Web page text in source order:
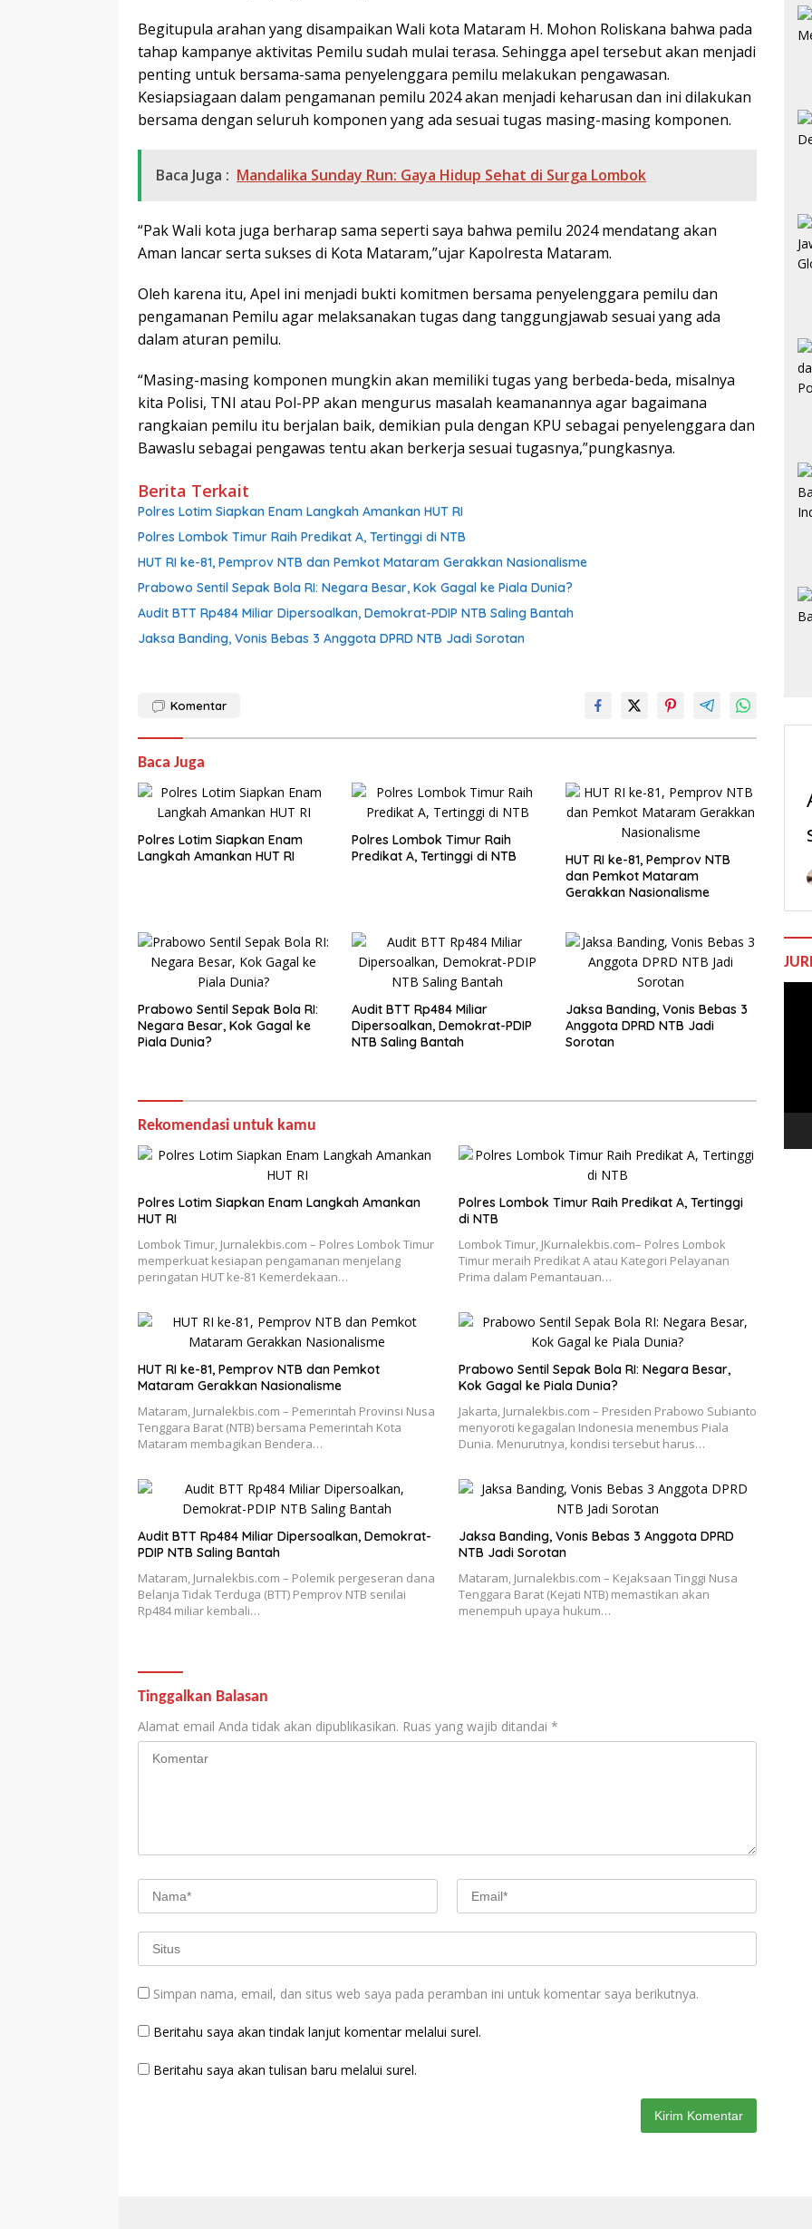
Begitupula arahan yang disampaikan Wali kota Mataram H. Mohon Roliskana bahwa pada
tahap kampanye aktivitas Pemilu sudah mulai terasa. Sehingga apel tersebut akan menjadi
penting untuk bersama-sama penyelenggara pemilu melakukan pengawasan.
Kesiapsiagaan dalam pengamanan pemilu 2024 akan menjadi keharusan dan ini dilakukan
bersama dengan seluruh komponen yang ada sesuai tugas masing-masing komponen.
Baca Juga : Mandalika Sunday Run: Gaya Hidup Sehat di Surga Lombok
“Pak Wali kota juga berharap sama seperti saya bahwa pemilu 2024 mendatang akan
Aman lancar serta sukses di Kota Mataram,”ujar Kapolresta Mataram.
Oleh karena itu, Apel ini menjadi bukti komitmen bersama penyelenggara pemilu dan
pengamanan Pemilu agar melaksanakan tugas dang tanggungjawab sesuai yang ada
dalam aturan pemilu.
“Masing-masing komponen mungkin akan memiliki tugas yang berbeda-beda, misalnya
kita Polisi, TNI atau Pol-PP akan mengurus masalah keamanannya agar bagaimana
rangkaian pemilu itu berjalan baik, demikian pula dengan KPU sebagai penyelenggara dan
Bawaslu sebagai pengawas tentu akan berkerja sesuai tugasnya,”pungkasnya.
Berita Terkait
Polres Lotim Siapkan Enam Langkah Amankan HUT RI
Polres Lombok Timur Raih Predikat A, Tertinggi di NTB
HUT RI ke-81, Pemprov NTB dan Pemkot Mataram Gerakkan Nasionalisme
Prabowo Sentil Sepak Bola RI: Negara Besar, Kok Gagal ke Piala Dunia?
Audit BTT Rp484 Miliar Dipersoalkan, Demokrat-PDIP NTB Saling Bantah
Jaksa Banding, Vonis Bebas 3 Anggota DPRD NTB Jadi Sorotan
Komentar
Baca Juga
Polres Lotim Siapkan Enam
Langkah Amankan HUT RI
Polres Lombok Timur Raih
Predikat A, Tertinggi di NTB
HUT RI ke-81, Pemprov NTB
dan Pemkot Mataram
Gerakkan Nasionalisme
Prabowo Sentil Sepak Bola RI:
Negara Besar, Kok Gagal ke
Piala Dunia?
Audit BTT Rp484 Miliar
Dipersoalkan, Demokrat-PDIP
NTB Saling Bantah
Jaksa Banding, Vonis Bebas 3
Anggota DPRD NTB Jadi
Sorotan
Rekomendasi untuk kamu
Polres Lotim Siapkan Enam Langkah Amankan
HUT RI
Lombok Timur, Jurnalekbis.com – Polres Lombok Timur
memperkuat kesiapan pengamanan menjelang
peringatan HUT ke-81 Kemerdekaan…
Polres Lombok Timur Raih Predikat A, Tertinggi
di NTB
Lombok Timur, JKurnalekbis.com– Polres Lombok
Timur meraih Predikat A atau Kategori Pelayanan
Prima dalam Pemantauan…
HUT RI ke-81, Pemprov NTB dan Pemkot
Mataram Gerakkan Nasionalisme
Mataram, Jurnalekbis.com – Pemerintah Provinsi Nusa
Tenggara Barat (NTB) bersama Pemerintah Kota
Mataram membagikan Bendera…
Prabowo Sentil Sepak Bola RI: Negara Besar,
Kok Gagal ke Piala Dunia?
Jakarta, Jurnalekbis.com – Presiden Prabowo Subianto
menyoroti kegagalan Indonesia menembus Piala
Dunia. Menurutnya, kondisi tersebut harus…
Audit BTT Rp484 Miliar Dipersoalkan, Demokrat-
PDIP NTB Saling Bantah
Mataram, Jurnalekbis.com – Polemik pergeseran dana
Belanja Tidak Terduga (BTT) Pemprov NTB senilai
Rp484 miliar kembali…
Jaksa Banding, Vonis Bebas 3 Anggota DPRD
NTB Jadi Sorotan
Mataram, Jurnalekbis.com – Kejaksaan Tinggi Nusa
Tenggara Barat (Kejati NTB) memastikan akan
menempuh upaya hukum…
Tinggalkan Balasan
Alamat email Anda tidak akan dipublikasikan. Ruas yang wajib ditandai *
Simpan nama, email, dan situs web saya pada peramban ini untuk komentar saya berikutnya.
Beritahu saya akan tindak lanjut komentar melalui surel.
Beritahu saya akan tulisan baru melalui surel.